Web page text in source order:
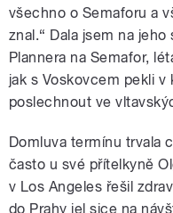
všechno o Semaforu a
znal.“ Dala jsem na
Plannera na Semafor,
jak s Voskovcem pekli
poslechnout ve
Domluva termínu trvala
často u své přítelkyně
v Los Angeles řešil
do Prahy jel sice na